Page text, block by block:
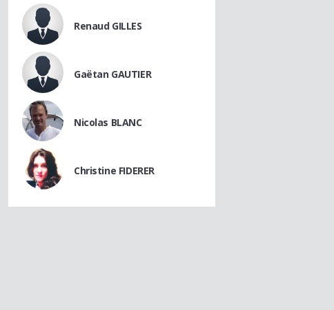
Renaud GILLES
Gaëtan GAUTIER
Nicolas BLANC
Christine FIDERER